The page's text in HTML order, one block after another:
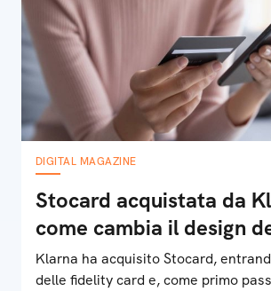
DIGITAL MAGAZINE
Stocard acquistata da
come cambia il design
Klarna ha acquisito Stocard,
delle fidelity card e, come primo